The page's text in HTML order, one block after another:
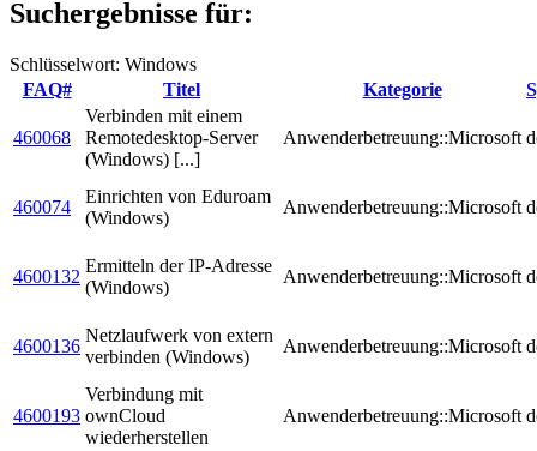
Suchergebnisse für:
Schlüsselwort: Windows
FAQ#
Titel Kategorie
460068
Verbinden mit einem
Remotedesktop-Server
(Windows) [...]
Anwenderbetreuung::Microsoft
460074
Einrichten von Eduroam
(Windows)
Anwenderbetreuung::Microsoft
4600132
Ermitteln der IP-Adresse
(Windows)
Anwenderbetreuung::Microsoft
4600136
Netzlaufwerk von extern
verbinden (Windows)
Anwenderbetreuung::Microsoft
4600193
Verbindung mit
ownCloud
wiederherstellen
Anwenderbetreuung::Microsoft